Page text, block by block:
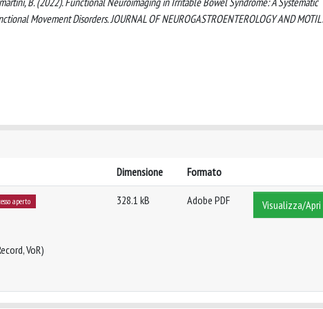
Movement Disorders. JOURNAL OF NEUROGASTROENTEROLOGY AND
Dimensione Formato
aperto
VoR)
328.1 kB Adobe PDF Visualizza/Apri